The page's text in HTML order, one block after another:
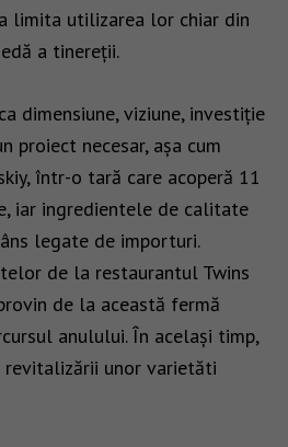
limita utilizarea lor chiar din
a tinereții.
dimensiune, viziune, investiție
proiect necesar, așa cum
într-o tară care acoperă 11
iar ingredientele de calitate
legate de importuri.
de la restaurantul Twins
de la această fermă
anulului. În același timp,
unor varietăti